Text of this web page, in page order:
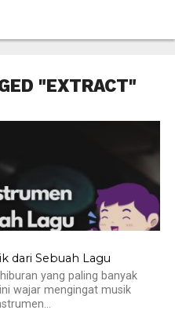
"EXTRACT"
dari Sebuah Lagu
yang paling banyak
wajar mengingat musik